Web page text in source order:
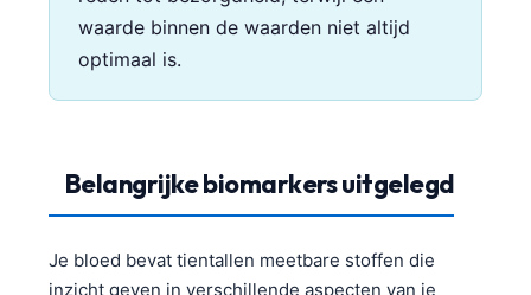
waarde binnen de waarden niet altijd
optimaal is.
Belangrijke biomarkers uitgelegd
Je bloed bevat tientallen meetbare stoffen die
inzicht geven in verschillende aspecten van je